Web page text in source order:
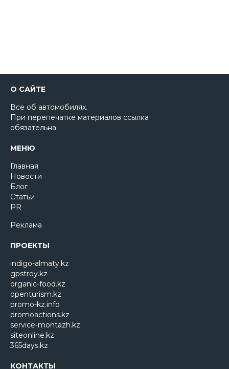
О САЙТЕ
Все об автомобилях.
При перепечатке материалов ссылка
обязательна.
МЕНЮ
Главная
Новости
Блог
Статьи
PR
Реклама
ПРОЕКТЫ
indigo-almaty.kz
gpstroy.kz
organic-food.kz
openturism.kz
promo-kz.info
promoactions.kz
service-montazh.kz
siteonline.kz
365days.kz
КОНТАКТЫ